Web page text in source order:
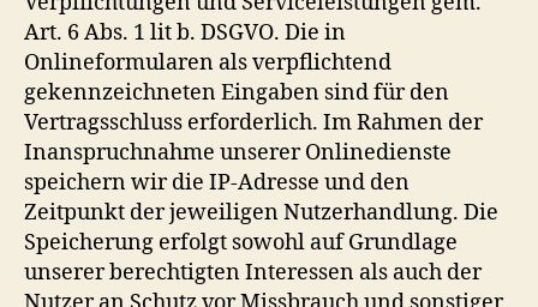
Art. 6 Abs. 1 lit b. DSGVO. Die in
Onlineformularen als verpflichtend
gekennzeichneten Eingaben sind für den
Vertragsschluss erforderlich. Im Rahmen der
Inanspruchnahme unserer Onlinedienste
speichern wir die IP-Adresse und den
Zeitpunkt der jeweiligen Nutzerhandlung. Die
Speicherung erfolgt sowohl auf Grundlage
unserer berechtigten Interessen als auch der